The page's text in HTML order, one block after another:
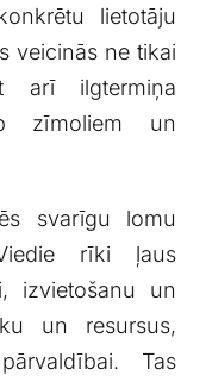
lietotāju
veicinās ne tikai
‍arī ilgtermiņa
zīmoliem un
svarīgu lomu
rīki ļaus
izvietošanu un
⁤un resursus,
‌Tas